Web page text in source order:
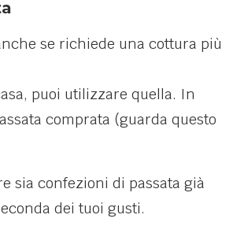
se richiede una cottura più
puoi utilizzare quella. In
comprata (guarda questo
sia confezioni di passata già
dei tuoi gusti.